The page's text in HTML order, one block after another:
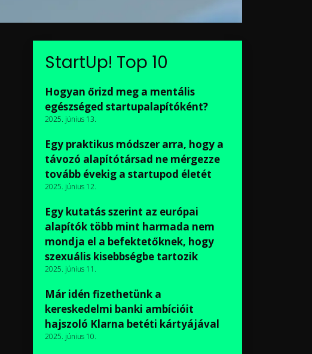
StartUp! Top 10
Hogyan őrizd meg a mentális
egészséged startupalapítóként?
2025. június 13.
Egy praktikus módszer arra, hogy a
távozó alapítótársad ne mérgezze
tovább évekig a startupod életét
2025. június 12.
Egy kutatás szerint az európai
alapítók több mint harmada nem
mondja el a befektetőknek, hogy
szexuális kisebbségbe tartozik
2025. június 11.
Már idén fizethetünk a
kereskedelmi banki ambícióit
hajszoló Klarna betéti kártyájával
2025. június 10.